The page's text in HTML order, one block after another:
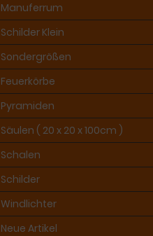
Manuferrum
Schilder Klein
Sondergrößen
Feuerkörbe
Pyramiden
Säulen ( 20 x 20 x 100cm )
Schalen
Schilder
Windlichter
Neue Artikel